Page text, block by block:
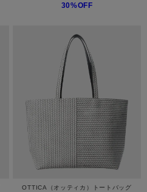
30%OFF
OTTICA（オッティカ）トートバッグ